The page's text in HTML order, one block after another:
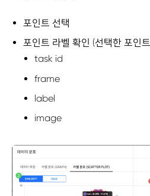
포인트 선택
포인트 라벨 확인 (선택한 포인
task id
frame
label
image